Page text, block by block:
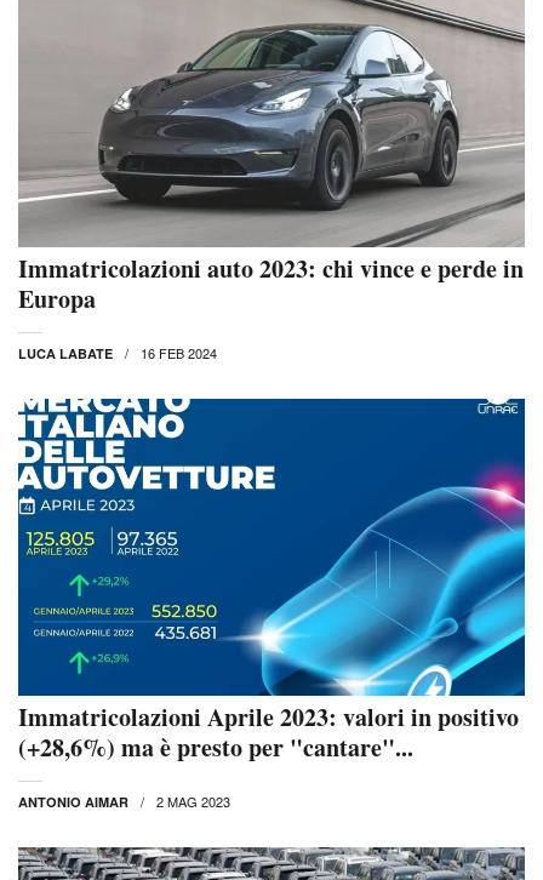
Immatricolazioni auto 2023: chi vince e perde in
Europa
LUCA LABATE 16 FEB 2024
Immatricolazioni Aprile 2023: valori in positivo
(+28,6%) ma è presto per "cantare"...
ANTONIO AIMAR 2 MAG 2023